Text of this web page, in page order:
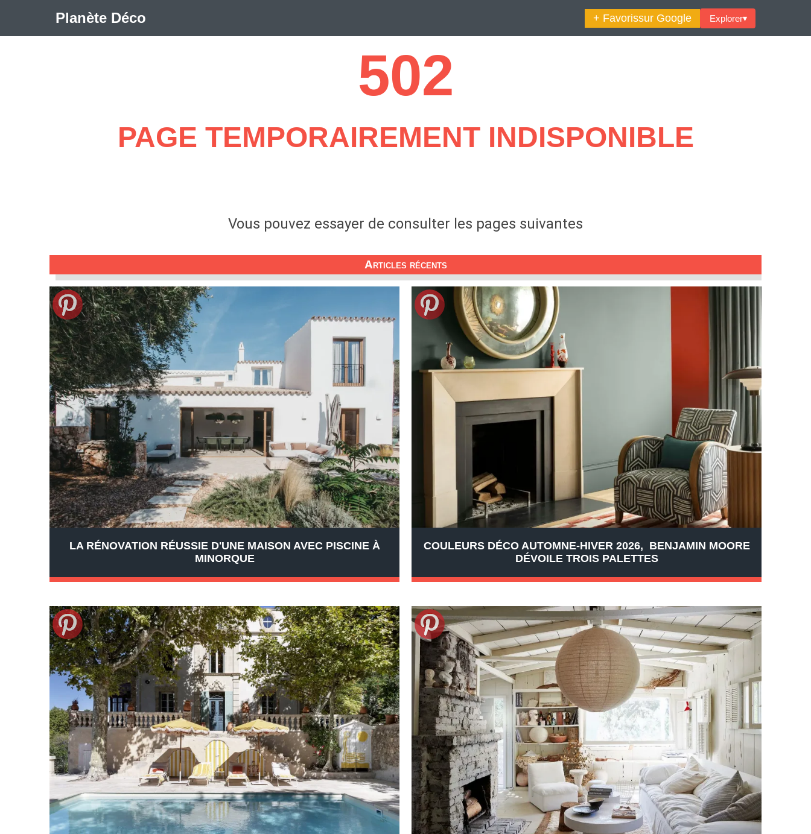
Planète Déco + Favorissur Google Explorer▾
Méli-Mélo Suédois
Publi Reportage Tendance Interieurs Scandinaves La Décoration Selon Votre Signe Astrologique Les Trouvailles Déco Du Jour
Loft
502
PAGE TEMPORAIREMENT INDISPONIBLE
Vous pouvez essayer de consulter les pages suivantes
Articles récents
LA RÉNOVATION RÉUSSIE D'UNE MAISON AVEC PISCINE À
MINORQUE
COULEURS DÉCO AUTOMNE-HIVER 2026, BENJAMIN MOORE
DÉVOILE TROIS PALETTES